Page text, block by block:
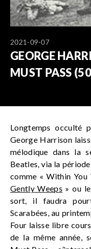
2021-09-07
GEORGE
MUST PASS
Longtemps occulté
George Harrison
mélodique dans la
Beatles, via la
comme « Within You
Gently Weeps » ou
sort, il faudra
Scarabées, au
Four laisse libre
de la même année,